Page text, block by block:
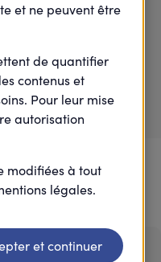
1898 actions
0 Passés
et ne peuvent être
de quantifier
contenus et
Pour leur mise
autorisation
modifiées à tout
légales.
et continuer